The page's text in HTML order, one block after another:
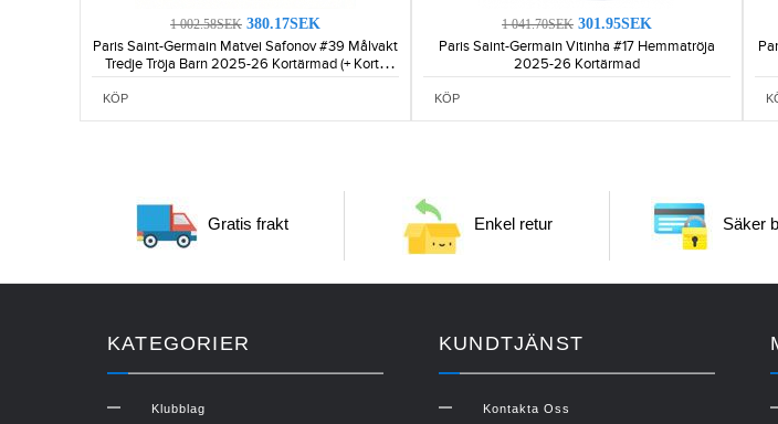
1 002.58SEK 380.17SEK
Paris Saint-Germain Matvei Safonov #39 Målvakt
Tredje Tröja Barn 2025-26 Kortärmad (+ Korta
byxor)
KÖP
1 041.70SEK 301.95SEK
Paris Saint-Germain Vitinha #17 Hemmatröja
2025-26 Kortärmad
KÖP
Gratis frakt Enkel retur Säker
KATEGORIER
Klubblag
KUNDTJÄNST
Kontakta Oss